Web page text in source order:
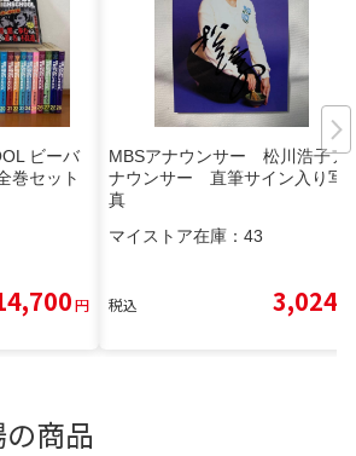
ビーバ
巻セット
円
MBSアナウンサー 松川浩子ア
ナウンサー 直筆サイン入り写
真
マイストア在庫： 43
税込 3,024
商品